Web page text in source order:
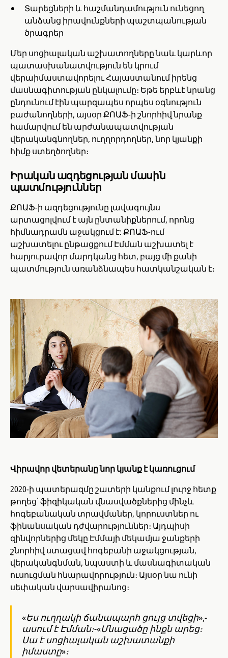
Տարեցների և հաշմանդամություն ունեցող
անձանց իրավունքների պաշտպանության
ծրագրեր
Մեր սոցիալական աշխատողները նաև կարևոր
պատասխանատվություն են կրում
վերաիմաստավորելու Հայաստանում իրենց
մասնագիտության ընկալումը։ Եթե երբևէ նրանց
ընդունում էին պարզապես որպես օգնություն
բաժանողների, այսօր ՔՈԱՖ-ի շնորհիվ նրանք
համարվում են արժանապատվության
վերականգնողներ, ուղղորդողներ, նոր կյանքի
հիմք ստեղծողներ։
Իրական ազդեցության մասին
պատմություններ
ՔՈԱՖ-ի ազդեցությունը լավագույնս
արտացոլվում է այն ընտանիքներում, որոնց
հիմնադրամն աջակցում է: ՔՈԱՖ-ում
աշխատելու ընթացքում Էմման աշխատել է
հարյուրավոր մարդկանց հետ, բայց մի քանի
պատմություն առանձնապես հատկանշական է։
Վիրավոր վետերանը նոր կյանք է կառուցում
2020-ի պատերազմը շատերի կանքում լուրջ հետք
թողեց՝ ֆիզիկական վնասվածքներից մինչև
հոգեբանական տրավմաներ, կորուստներ ու
ֆինանսական դժվարություններ։ Այդպիսի
զինվորներից մեկը Էմմայի մեկամյա ջանքերի
շնորհիվ ստացավ հոգեբանի աջակցության,
վերականգնման, նպաստի և մասնագիտական
ուսուցման հնարավորություն։ Այսօր նա ունի
սեփական վարսավիրանոց։
«Ես ուղղակի ճանապարհ ցույց տվեցի»,-
ասում է Էմման։-«Մնացածը ինքն արեց։
Սա է սոցիալական աշխատանքի
իմաստը»։